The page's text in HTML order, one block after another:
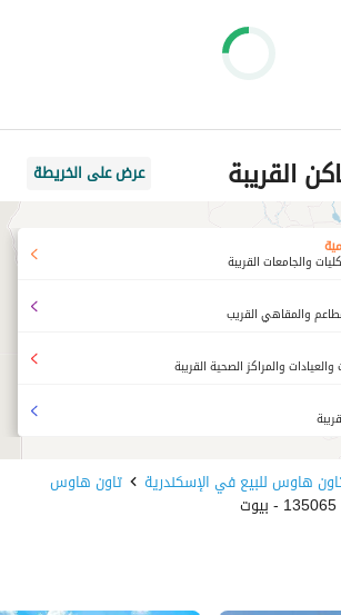
القريبة عرض على الخريطة
والجامعات القريبة
والمقاهي القريب
والمراكز الصحية القريبة
هاوس للبيع في الإسكندرية تاون هاوس
135065 - بيوت